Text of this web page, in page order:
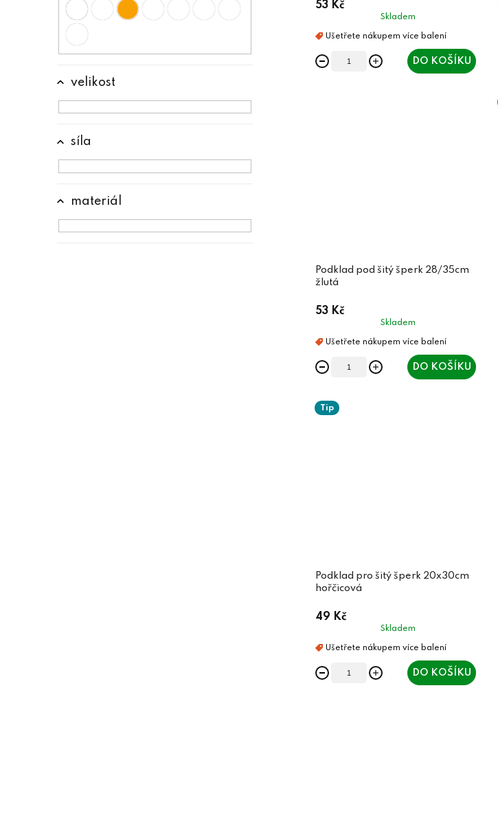
n
e
l
materiál
síla
velikost
ů
k
ů
53 Kč
Skladem
DO KOŠÍKU
Podklad pod šitý šperk 28/35cm
žlutá
53 Kč
Skladem
DO KOŠÍKU
Tip
Podklad pro šitý šperk 20x30cm
hořčicová
49 Kč
Skladem
DO KOŠÍKU